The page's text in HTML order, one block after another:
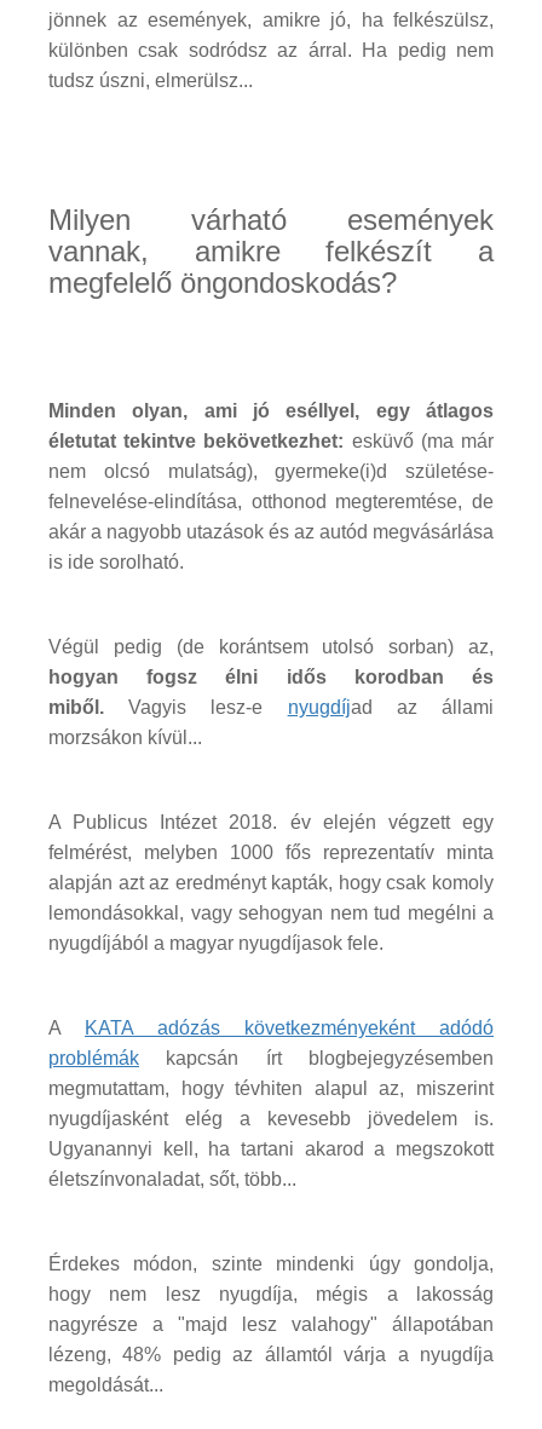
jönnek az események, amikre jó, ha felkészülsz,
különben csak sodródsz az árral. Ha pedig nem
tudsz úszni, elmerülsz...
Milyen várható események
vannak, amikre felkészít a
megfelelő öngondoskodás?
Minden olyan, ami jó eséllyel, egy átlagos
életutat tekintve bekövetkezhet: esküvő (ma már
nem olcsó mulatság), gyermeke(i)d születése-
felnevelése-elindítása, otthonod megteremtése, de
akár a nagyobb utazások és az autód megvásárlása
is ide sorolható.
Végül pedig (de korántsem utolsó sorban) az,
hogyan fogsz élni idős korodban és
miből. Vagyis lesz-e nyugdíjad az állami
morzsákon kívül...
A Publicus Intézet 2018. év elején végzett egy
felmérést, melyben 1000 fős reprezentatív minta
alapján azt az eredményt kapták, hogy csak komoly
lemondásokkal, vagy sehogyan nem tud megélni a
nyugdíjából a magyar nyugdíjasok fele.
A
KATA adózás következményeként adódó
problémák kapcsán írt blogbejegyzésemben
megmutattam, hogy tévhiten alapul az, miszerint
nyugdíjasként elég a kevesebb jövedelem is.
Ugyanannyi kell, ha tartani akarod a megszokott
életszínvonaladat, sőt, több...
Érdekes módon, szinte mindenki úgy gondolja,
hogy nem lesz nyugdíja, mégis a lakosság
nagyrésze a "majd lesz valahogy" állapotában
lézeng, 48% pedig az államtól várja a nyugdíja
megoldását...